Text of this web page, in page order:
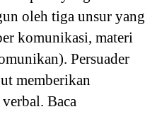
oleh tiga unsur yang
komunikasi, materi
Persuader
memberikan
Baca